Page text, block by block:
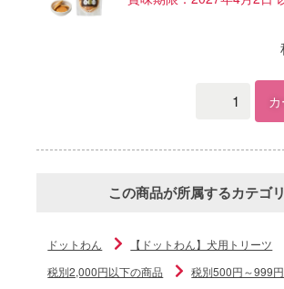
この商品が所属するカテゴ
ドットわん
【ドットわん】犬用トリーツ
税別2,000円以下の商品
税別500円～999円